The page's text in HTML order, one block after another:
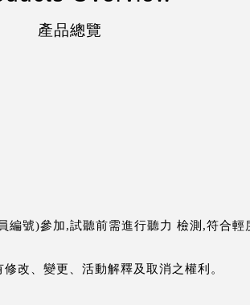
產品總覽
編號)參加,試聽前需進行聽力 檢測,符合
改、變更、活動解釋及取消之權利。